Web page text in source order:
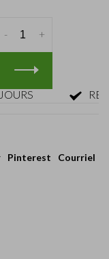
+
-
Pinterest Courriel